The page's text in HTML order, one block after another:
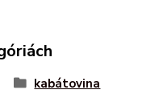
kabátovina